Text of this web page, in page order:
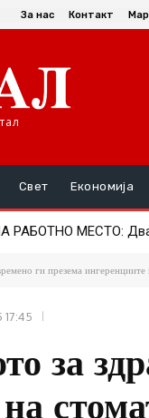
За нас Контакт
Свет Економија
МЕСТО:
ТРАГЕДИЈА НА
ги презема
17:45
за